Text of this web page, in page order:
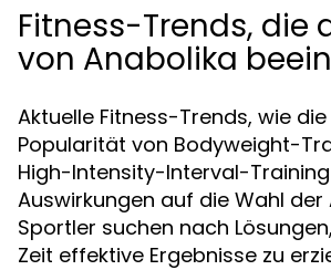
Fitness-Trends, die
von Anabolika
Aktuelle Fitness-Trends, wie
Popularität von Bodyweight-
High-Intensity-Interval-
Auswirkungen auf die Wahl der
Sportler suchen nach
Zeit effektive Ergebnisse zu